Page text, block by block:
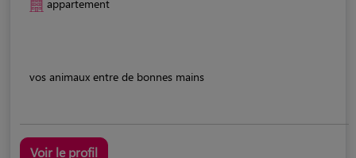
appartement
vos animaux entre de bonnes mains
Voir le profil